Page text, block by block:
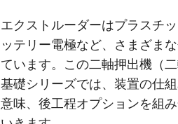
エクストルーダーはプラスチ
ッテリー電極など、さまざま
ています。この二軸押出機（
基礎シリーズでは、装置の仕
意味、後工程オプションを組